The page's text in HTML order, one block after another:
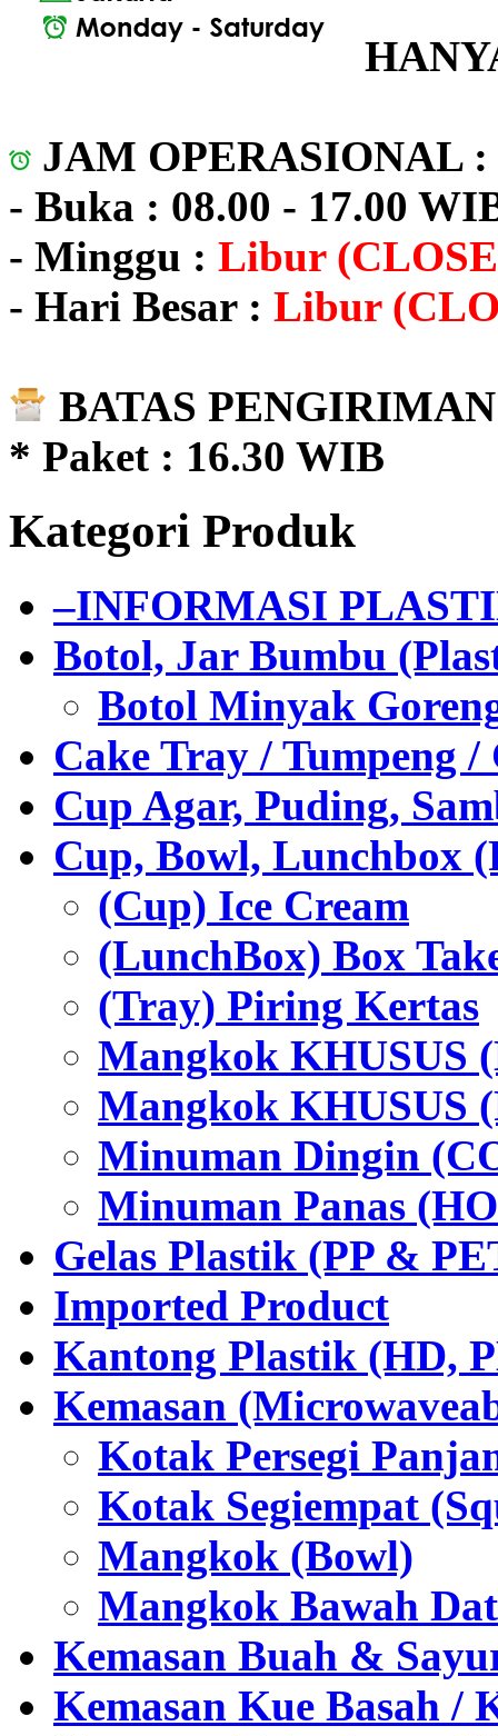
JAM OPERASIONAL :
- Buka : 08.00 - 17.00
- Minggu : Libur
- Hari Besar : Libur
BATAS
* Paket : 16.30 WIB
Kategori Produk
–INFORMASI
Botol, Jar Bumbu
Botol Minyak
Cake Tray / Tumpeng /
Cup Agar, Puding,
Cup, Bowl, Lunchbox
(Cup) Ice Cream
(LunchBox) Box
(Tray) Piring Kertas
Mangkok KHUSUS
Mangkok KHUSUS
Minuman Dingin
Minuman Panas
Gelas Plastik (PP &
Imported Product
Kantong Plastik (HD,
Kemasan
Kotak Persegi
Kotak Segiempat
Mangkok (Bowl)
Mangkok Bawah
Kemasan Buah &
Kemasan Kue Basah /